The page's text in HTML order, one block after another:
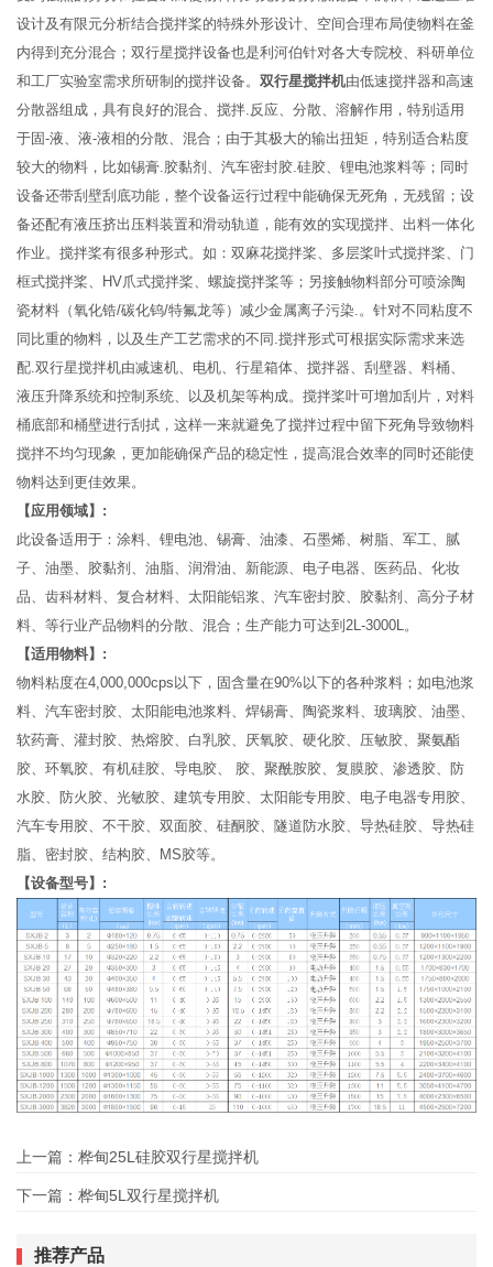
设计及有限元分析结合搅拌桨的特殊外形设计、空间合理布局使物料在釜
内得到充分混合；双行星搅拌设备也是利河伯针对各大专院校、科研单位
和工厂实验室需求所研制的搅拌设备。 双行星搅拌机由低速搅拌器和高速
分散器组成，具有良好的混合、搅拌.反应、分散、溶解作用，特别适用
于固-液、液-液相的分散、混合；由于其极大的输出扭矩，特别适合粘度
较大的物料，比如锡膏.胶黏剂、汽车密封胶.硅胶、锂电池浆料等；同时
设备还带刮壁刮底功能，整个设备运行过程中能确保无死角，无残留；设
备还配有液压挤出压料装置和滑动轨道，能有效的实现搅拌、出料一体化
作业。搅拌桨有很多种形式。如：双麻花搅拌桨、多层桨叶式搅拌桨、门
框式搅拌桨、HV爪式搅拌桨、螺旋搅拌桨等；另接触物料部分可喷涂陶
瓷材料（氧化锆/碳化钨/特氟龙等）减少金属离子污染.。针对不同粘度不
同比重的物料，以及生产工艺需求的不同.搅拌形式可根据实际需求来选
配.双行星搅拌机由减速机、电机、行星箱体、搅拌器、刮壁器、料桶、
液压升降系统和控制系统、以及机架等构成。搅拌桨叶可增加刮片，对料
桶底部和桶壁进行刮拭，这样一来就避免了搅拌过程中留下死角导致物料
搅拌不均匀现象，更加能确保产品的稳定性，提高混合效率的同时还能使
物料达到更佳效果。
【应用领域】:
此设备适用于：涂料、锂电池、锡膏、油漆、石墨烯、树脂、军工、腻
子、油墨、胶黏剂、油脂、润滑油、新能源、电子电器、医药品、化妆
品、齿科材料、复合材料、太阳能铝浆、汽车密封胶、胶黏剂、高分子材
料、等行业产品物料的分散、混合；生产能力可达到2L-3000L。
【适用物料】:
物料粘度在4,000,000cps以下，固含量在90%以下的各种浆料；如电池浆
料、汽车密封胶、太阳能电池浆料、焊锡膏、陶瓷浆料、玻璃胶、油墨、
软药膏、灌封胶、热熔胶、白乳胶、厌氧胶、硬化胶、压敏胶、聚氨酯
胶、环氧胶、有机硅胶、导电胶、 胶、聚酰胺胶、复膜胶、渗透胶、防
水胶、防火胶、光敏胶、建筑专用胶、太阳能专用胶、电子电器专用胶、
汽车专用胶、不干胶、双面胶、硅酮胶、隧道防水胶、导热硅胶、导热硅
脂、密封胶、结构胶、MS胶等。
【设备型号】:
上一篇： 桦甸25L硅胶双行星搅拌机
下一篇： 桦甸5L双行星搅拌机
推荐产品